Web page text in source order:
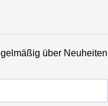
über Neuheiten